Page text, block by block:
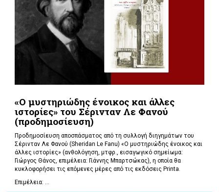
«Ο μυστηριώδης ένοικος και άλλες
ιστορίες» του Σέρινταν Λε Φανού
(προδημοσίευση)
Προδημοσίευση αποσπάσματος από τη συλλογή διηγημάτων του
Σέρινταν Λε Φανού (Sheridan Le Fanu) «Ο μυστηριώδης ένοικος και
άλλες ιστορίες» (ανθολόγηση, μτφρ., εισαγωγικό σημείωμα:
Γιώργος Θάνος, επιμέλεια: Γιάννης Μπαρτσώκας), η οποία θα
κυκλοφορήσει τις επόμενες μέρες από τις εκδόσεις Printa.
Επιμέλεια: ...